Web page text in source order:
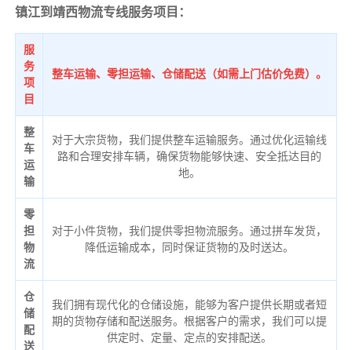
镇江到靖西物流专线服务项目：
服
务
项
目
整车运输、零担运输、仓储配送（如需上门估价免费）。
整
车
运
输
对于大宗货物，我们提供整车运输服务。通过优化运输线
路和合理安排车辆，确保货物能够快速、安全抵达目的
地。
零
担
物
流
对于小件货物，我们提供零担物流服务。通过拼车发货，
降低运输成本，同时保证货物的及时送达。
仓
储
配
送
我们拥有现代化的仓储设施，能够为客户提供长期或者短
期的货物存储和配送服务。根据客户的需求，我们可以提
供定时、定量、定点的安排配送。